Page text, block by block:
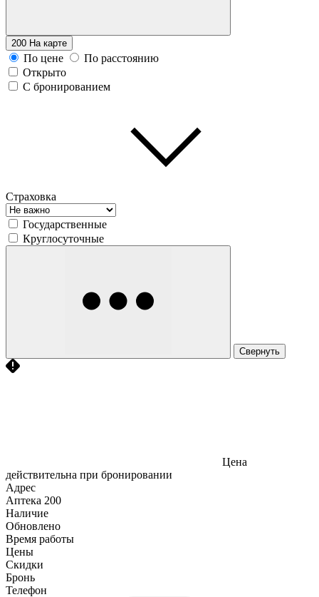
200 На карте
По цене
По расстоянию
Открыто
С бронированием
Страховка
Государственные
Круглосуточные
Свернуть
Цена
действительна при бронировании
Адрес
Аптека 200
Наличие
Обновлено
Время работы
Цены
Скидки
Бронь
Телефон